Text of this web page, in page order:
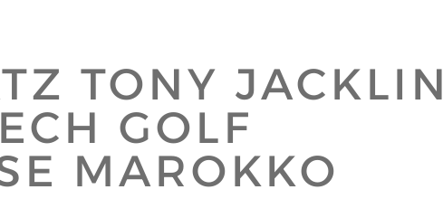
TONY JACKLIN
GOLF
MAROKKO